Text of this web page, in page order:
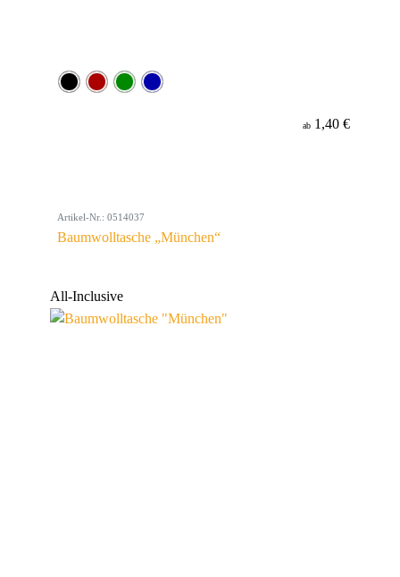
ab 1,40 €
Artikel-Nr.: 0514037
Baumwolltasche „München“
All-Inclusive